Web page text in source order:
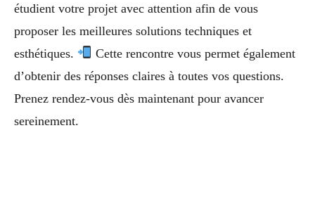
étudient votre projet avec attention afin de vous
proposer les meilleures solutions techniques et
esthétiques.
Cette rencontre vous permet également
d’obtenir des réponses claires à toutes vos questions.
Prenez rendez-vous dès maintenant pour avancer
sereinement.